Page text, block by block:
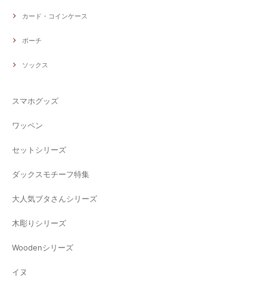
カード・コインケース
ポーチ
ソックス
スマホグッズ
ワッペン
セットシリーズ
ダックスモチーフ特集
大人気ブタさんシリーズ
木彫りシリーズ
Woodenシリーズ
イヌ